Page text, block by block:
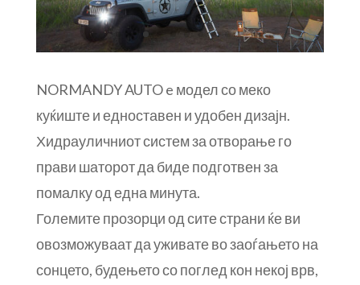
NORMANDY AUTO e модел со меко
куќиште и едноставен и удобен дизајн.
Хидрауличниот систем за отворање го
прави шаторот да биде подготвен за
помалку од една минута.
Големите прозорци од сите страни ќе ви
овозможуваат да уживате во заоѓањето на
сонцето, будењето со поглед кон некој врв,